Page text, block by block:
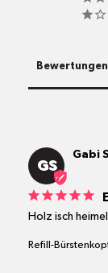
Bewertungen
GS
Gabi
Holz isch
Refill-